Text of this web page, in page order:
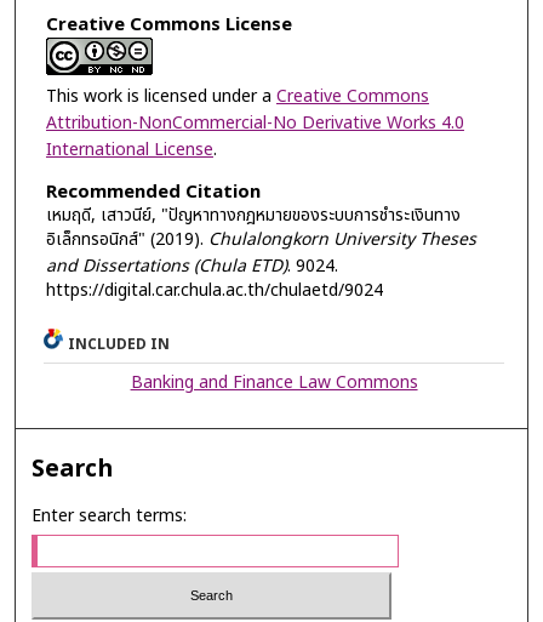
Creative Commons License
This work is licensed under a Creative Commons
Attribution-NonCommercial-No Derivative Works 4.0
International License.
Recommended Citation
เหมฤดี, เสาวนีย์, "ปัญหาทางกฎหมายของระบบการชำระเงินทาง
อิเล็กทรอนิกส์" (2019). Chulalongkorn University Theses
and Dissertations (Chula ETD). 9024.
https://digital.car.chula.ac.th/chulaetd/9024
INCLUDED IN
Banking and Finance Law Commons
Search
Enter search terms: